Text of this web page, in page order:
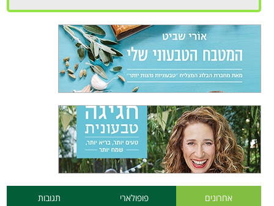
אחרונים פופולארי תגובות